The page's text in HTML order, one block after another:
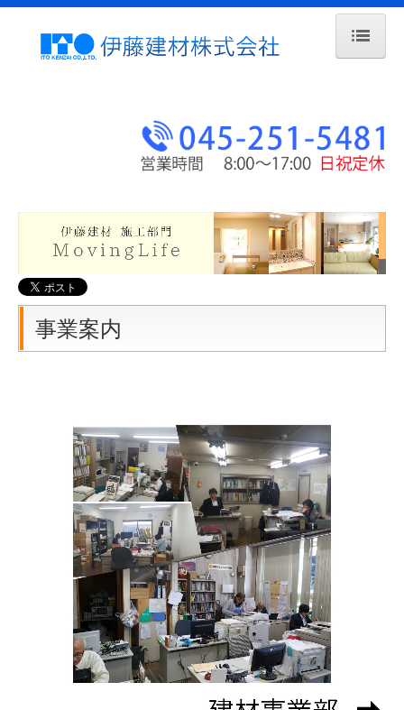
ML事業部
サポートシステム
神奈川住むーずの会
企業情報
沿革
営業所一覧
採用情報
お問合せ
事業案内